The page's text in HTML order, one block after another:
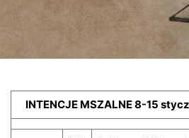
INTENCJE MSZALNE 8-15